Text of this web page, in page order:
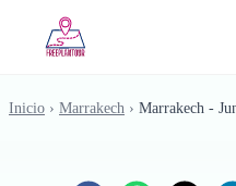
Inicio › Marrakech › Marrakech -